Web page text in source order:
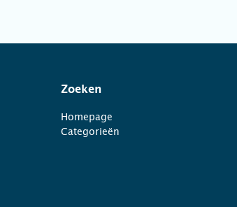
Zoeken
Homepage
Categorieën